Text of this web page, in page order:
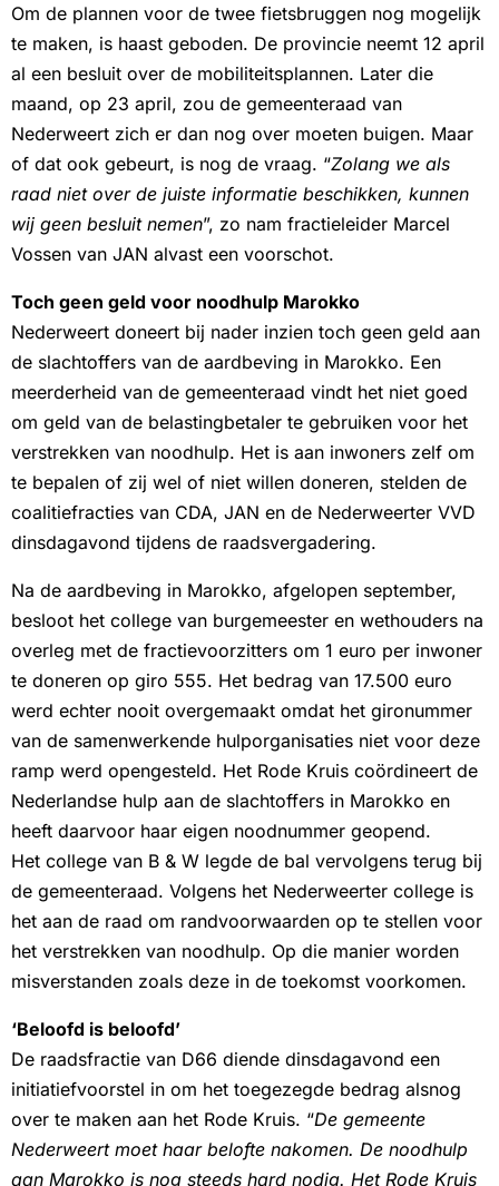
Om de plannen voor de twee fietsbruggen nog mogelijk
te maken, is haast geboden. De provincie neemt 12 april
al een besluit over de mobiliteitsplannen. Later die
maand, op 23 april, zou de gemeenteraad van
Nederweert zich er dan nog over moeten buigen. Maar
of dat ook gebeurt, is nog de vraag. “Zolang we als
raad niet over de juiste informatie beschikken, kunnen
wij geen besluit nemen”, zo nam fractieleider Marcel
Vossen van JAN alvast een voorschot.
Toch geen geld voor noodhulp Marokko
Nederweert doneert bij nader inzien toch geen geld aan
de slachtoffers van de aardbeving in Marokko. Een
meerderheid van de gemeenteraad vindt het niet goed
om geld van de belastingbetaler te gebruiken voor het
verstrekken van noodhulp. Het is aan inwoners zelf om
te bepalen of zij wel of niet willen doneren, stelden de
coalitiefracties van CDA, JAN en de Nederweerter VVD
dinsdagavond tijdens de raadsvergadering.
Na de aardbeving in Marokko, afgelopen september,
besloot het college van burgemeester en wethouders na
overleg met de fractievoorzitters om 1 euro per inwoner
te doneren op giro 555. Het bedrag van 17.500 euro
werd echter nooit overgemaakt omdat het gironummer
van de samenwerkende hulporganisaties niet voor deze
ramp werd opengesteld. Het Rode Kruis coördineert de
Nederlandse hulp aan de slachtoffers in Marokko en
heeft daarvoor haar eigen noodnummer geopend.
Het college van B & W legde de bal vervolgens terug bij
de gemeenteraad. Volgens het Nederweerter college is
het aan de raad om randvoorwaarden op te stellen voor
het verstrekken van noodhulp. Op die manier worden
misverstanden zoals deze in de toekomst voorkomen.
‘Beloofd is beloofd’
De raadsfractie van D66 diende dinsdagavond een
initiatiefvoorstel in om het toegezegde bedrag alsnog
over te maken aan het Rode Kruis. “De gemeente
Nederweert moet haar belofte nakomen. De noodhulp
aan Marokko is nog steeds hard nodig. Het Rode Kruis